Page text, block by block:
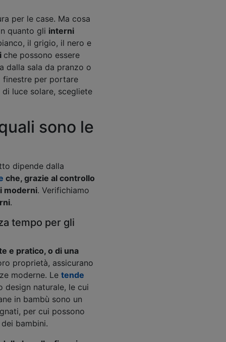
per le case. Ma cosa
quanto gli interni
il grigio, il nero e
che possono essere
dalla sala da pranzo o
finestre per portare
luce solare, scegliete
sono le
dipende dalla
che, grazie al controllo
moderni. Verifichiamo
.
tempo per gli
e pratico, o di una
proprietà, assicurano
moderne. Le tende
design naturale, le cui
in bambù sono un
per cui possono
bambini.